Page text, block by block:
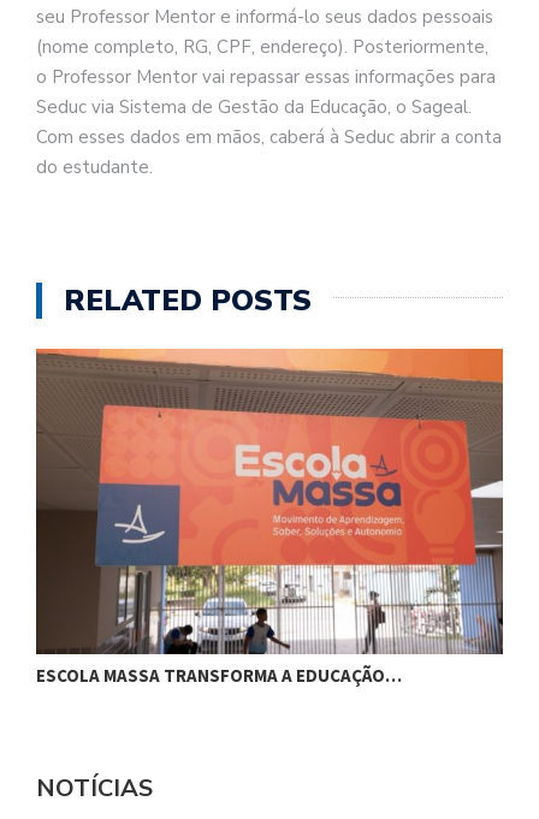
seu Professor Mentor e informá-lo seus dados pessoais
(nome completo, RG, CPF, endereço). Posteriormente,
o Professor Mentor vai repassar essas informações para
Seduc via Sistema de Gestão da Educação, o Sageal.
Com esses dados em mãos, caberá à Seduc abrir a conta
do estudante.
RELATED POSTS
ESCOLA MASSA TRANSFORMA A EDUCAÇÃO…
NOTÍCIAS